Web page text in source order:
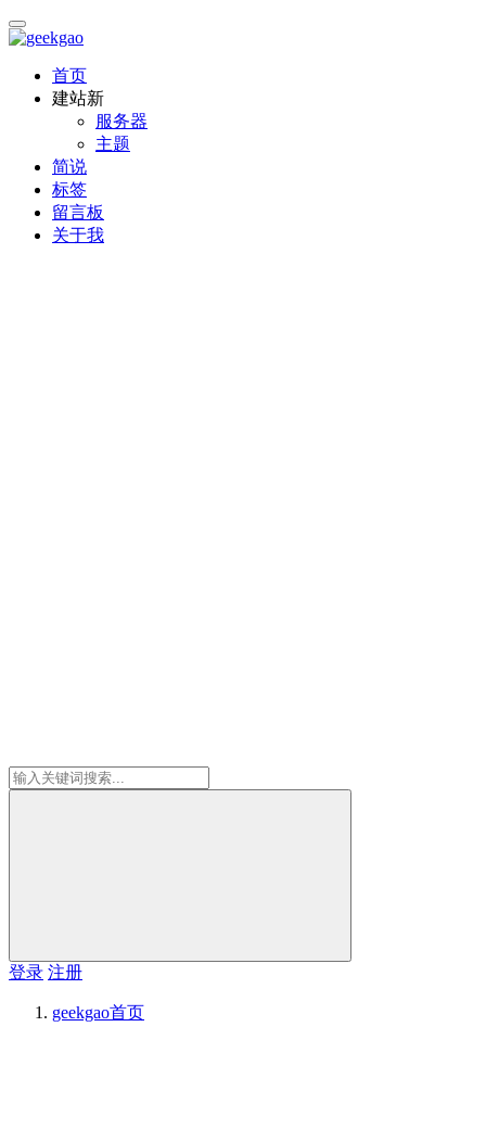
首页
建站新
服务器
主题
简说
标签
留言板
关于我
登录 注册
geekgao首页